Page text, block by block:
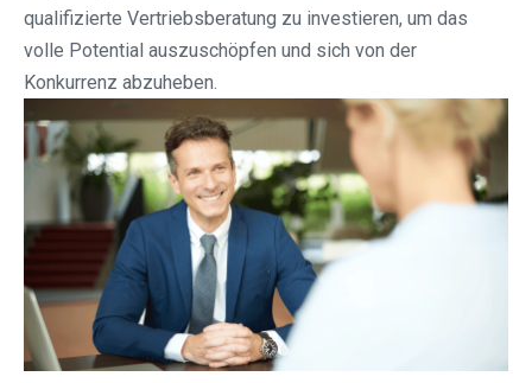
qualifizierte Vertriebsberatung zu investieren, um das
volle Potential auszuschöpfen und sich von der
Konkurrenz abzuheben.